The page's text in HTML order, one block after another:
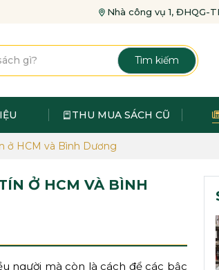
Nhà công vụ 1, ĐHQG-
Tìm kiếm
THU MUA SÁCH CŨ
ở HCM và Bình Dương
Ở HCM VÀ BÌNH
người mà còn là cách để các bậc